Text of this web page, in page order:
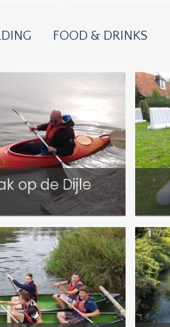
FOOD & DRINKS
op de Dijle